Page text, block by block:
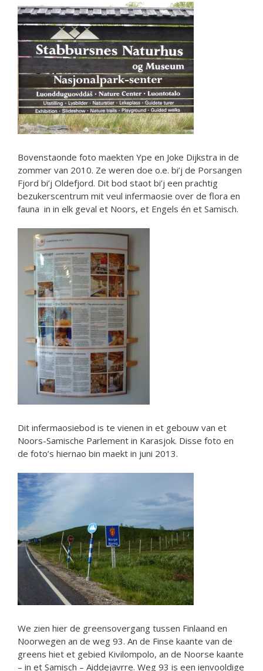
Bovenstaonde foto maekten Ype en Joke Dijkstra in de
zommer van 2010. Ze weren doe o.e. bi’j de Porsangen
Fjord bi’j Oldefjord. Dit bod staot bi’j een prachtig
bezukerscentrum mit veul infermaosie over de flora en
fauna in in elk geval et Noors, et Engels én et Samisch.
Dit infermaosiebod is te vienen in et gebouw van et
Noors-Samische Parlement in Karasjok. Disse foto en
de foto’s hiernao bin maekt in juni 2013.
We zien hier de greensovergang tussen Finlaand en
Noorwegen an de weg 93. An de Finse kaante van de
greens hiet et gebied Kivilompolo, an de Noorse kaante
– in et Samisch – Aiddejavrre. Weg 93 is een ienvooldige